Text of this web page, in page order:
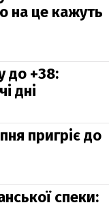
на це кажуть
до +38:
дні
пригріє до
спеки: